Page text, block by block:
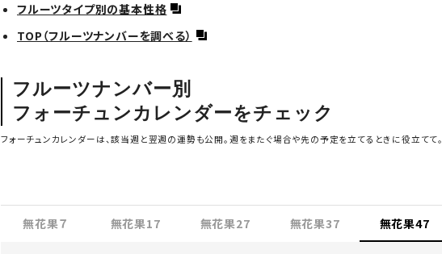
フルーツタイプ別の基本性格
TOP（フルーツナンバーを調べる）
フルーツナンバー別
フォーチュンカレンダーをチェック
フォーチュンカレンダーは、該当週と翌週の運勢も公開。週をまたぐ場合や先の予定を立てるときに役立てて。
無花果７ 無花果17 無花果27 無花果37 無花果47